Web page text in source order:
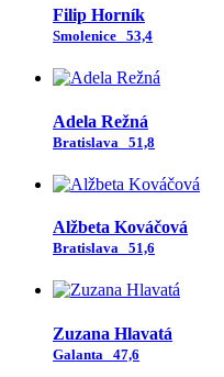
Filip Horník
Smolenice 53,4
Adela Režná
Bratislava 51,8
Alžbeta Kováčová
Bratislava 51,6
Zuzana Hlavatá
Galanta 47,6